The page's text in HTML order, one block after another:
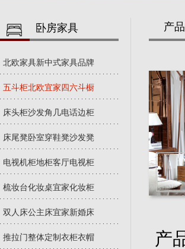
卧房家具
北欧家具新中式家具品牌
五斗柜北欧宜家四六斗橱
床头柜沙发角几电话边柜
床尾凳卧室穿鞋凳沙发凳
电视机柜地柜客厅电视柜
梳妆台化妆桌宜家化妆柜
双人床公主床宜家新婚床
推拉门整体定制衣柜衣帽
产
产